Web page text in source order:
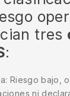
tres
:
Riesgo bajo,
ni